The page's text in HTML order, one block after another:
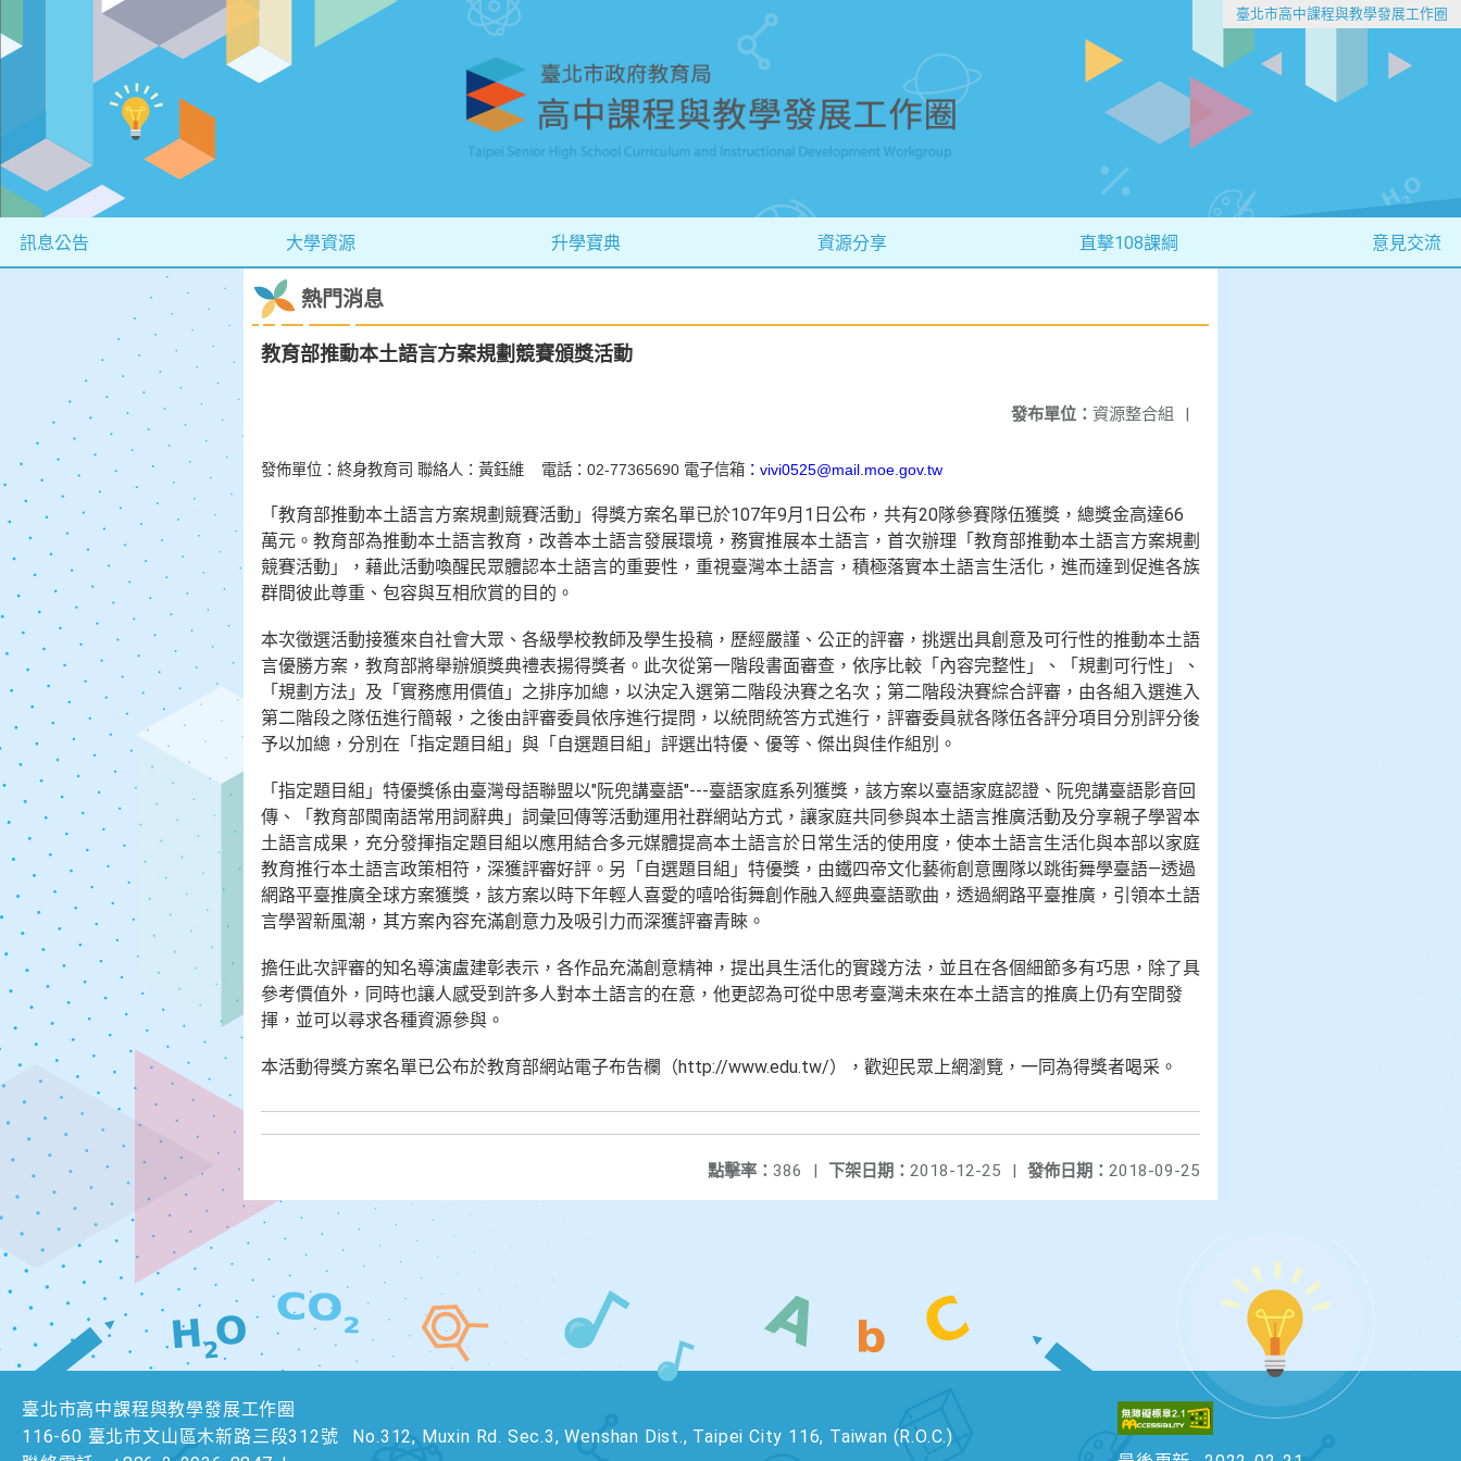
臺北市高中課程與教學發展工作圈
訊息公告 大學資源 升學寶典 資源分享 直擊108課綱 意見交流
熱門消息
教育部推動本土語言方案規劃競賽頒獎活動
發布單位： 資源整合組 |
發佈單位：終身教育司 聯絡人：黃鈺維 電話：02-77365690 電子信箱 ：vivi0525@mail.moe.gov.tw
「教育部推動本土語言方案規劃競賽活動」得獎方案名單已於107年9月1日公布，共有20隊參賽隊伍獲獎，總獎金高達66
萬元。教育部為推動本土語言教育，改善本土語言發展環境，務實推展本土語言，首次辦理「教育部推動本土語言方案規劃
競賽活動」，藉此活動喚醒民眾體認本土語言的重要性，重視臺灣本土語言，積極落實本土語言生活化，進而達到促進各族
群間彼此尊重、包容與互相欣賞的目的。
本次徵選活動接獲來自社會大眾、各級學校教師及學生投稿，歷經嚴謹、公正的評審，挑選出具創意及可行性的推動本土語
言優勝方案，教育部將舉辦頒獎典禮表揚得獎者。此次從第一階段書面審查，依序比較「內容完整性」、「規劃可行性」、
「規劃方法」及「實務應用價值」之排序加總，以決定入選第二階段決賽之名次；第二階段決賽綜合評審，由各組入選進入
第二階段之隊伍進行簡報，之後由評審委員依序進行提問，以統問統答方式進行，評審委員就各隊伍各評分項目分別評分後
予以加總，分別在「指定題目組」與「自選題目組」評選出特優、優等、傑出與佳作組別。
「指定題目組」特優獎係由臺灣母語聯盟以"阮兜講臺語"---臺語家庭系列獲獎，該方案以臺語家庭認證、阮兜講臺語影音回
傳、「教育部閩南語常用詞辭典」詞彙回傳等活動運用社群網站方式，讓家庭共同參與本土語言推廣活動及分享親子學習本
土語言成果，充分發揮指定題目組以應用結合多元媒體提高本土語言於日常生活的使用度，使本土語言生活化與本部以家庭
教育推行本土語言政策相符，深獲評審好評。另「自選題目組」特優獎，由鐵四帝文化藝術創意團隊以跳街舞學臺語—透過
網路平臺推廣全球方案獲獎，該方案以時下年輕人喜愛的嘻哈街舞創作融入經典臺語歌曲，透過網路平臺推廣，引領本土語
言學習新風潮，其方案內容充滿創意力及吸引力而深獲評審青睞。
擔任此次評審的知名導演盧建彰表示，各作品充滿創意精神，提出具生活化的實踐方法，並且在各個細節多有巧思，除了具
參考價值外，同時也讓人感受到許多人對本土語言的在意，他更認為可從中思考臺灣未來在本土語言的推廣上仍有空間發
揮，並可以尋求各種資源參與。
本活動得獎方案名單已公布於教育部網站電子布告欄（http://www.edu.tw/），歡迎民眾上網瀏覽，一同為得獎者喝采。
發佈日期： 2018-09-25
下架日期： 2018-12-25 |
點擊率： 386 |
臺北市高中課程與教學發展工作圈
116-60 臺北市文山區木新路三段312號
No.312, Muxin Rd. Sec.3, Wenshan Dist., Taipei City 116, Taiwan (R.O.C.)